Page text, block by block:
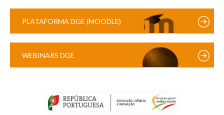
PLATAFORMA DGE (MOODLE)
WEBINARS DGE